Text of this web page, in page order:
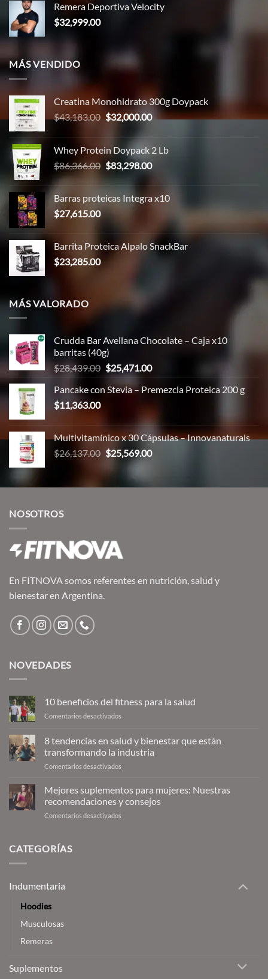
era:
es:
Remera Deportiva Velocity
$32,999.00
MÁS VENDIDO
Creatina Monohidrato 300g Doypack
$43,183.00 El
original
era:
$43,183.00.
$32,000.00El
es:
$32,000.00.
Whey Protein Doypack 2 Lb
$86,366.00 El
precio
era:
$86,366.00.
$83,298.00El
es:
$83,298.00.
Barras proteicas Integra x10
$27,615.00
Barrita Proteica Alpalo SnackBar
$23,285.00
MÁS VALORADO
Crudda Bar Avellana Chocolate – Caja x10
barritas (40g)
$28,439.00 El
original
$28,439.00.
$25,471.00El
precio
actual
es:
Pancake con Stevia – Premezcla Proteica 200 g
$11,363.00
Multivitamínico x 30 Cápsulas – Innovanaturals
$26,137.00 El
precio
original
era:
$25,569.00El
es:
NOSOTROS
En FITNOVA somos referentes en nutrición, salud y
bienestar en Argentina.
NOVEDADES
10 beneficios del fitness para la salud
Comentarios desactivados
del
fitness
salud
8 tendencias en salud y bienestar que están
transformando la industria
Comentarios desactivados
tendencias
salud
Mejores suplementos para mujeres: Nuestras
recomendaciones y consejos
Comentarios desactivados
CATEGORÍAS
Indumentaria
Hoodies
Musculosas
Remeras
Suplementos